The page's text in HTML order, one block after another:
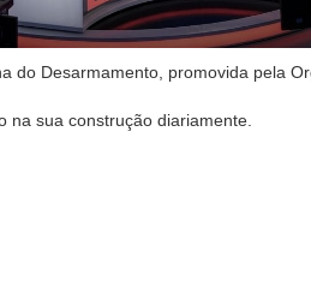
do Desarmamento, promovida pela
na sua construção diariamente.